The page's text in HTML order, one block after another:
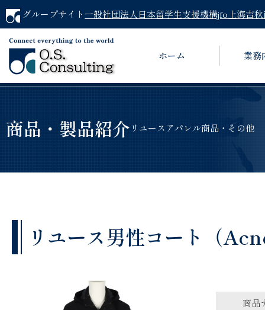
グループサイト 一般社団法人日本留学生支援機構jfo 上海吉
ホーム 業務
商品・製品紹介 リユースアパレル商品・その他
リユース男性コート（
商品